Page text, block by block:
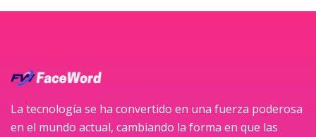
La tecnología se ha convertido en una fuerza poderosa
en el mundo actual, cambiando la forma en que las